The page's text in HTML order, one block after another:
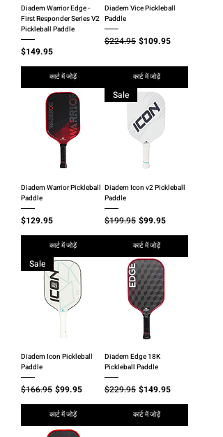
Diadem Warrior Edge -
First Responder Series V2
Pickleball Paddle
मूल्य
$149.95
कार्ट में जोड़ें
Diadem Vice Pickleball
Paddle
नियमित मूल्य
$224.95 बिक्री मूल्य
$109.95
कार्ट में जोड़ें
Diadem Warrior Pickleball
Paddle
मूल्य
$129.95
कार्ट में जोड़ें
Sale
Diadem Icon v2 Pickleball
Paddle
नियमित मूल्य
$199.95 बिक्री मूल्य
$99.95
कार्ट में जोड़ें
Sale
Diadem Icon Pickleball
Paddle
नियमित मूल्य
$166.95 बिक्री मूल्य
$99.95
कार्ट में जोड़ें
Diadem Edge 18K
Pickleball Paddle
नियमित मूल्य
$229.95 बिक्री मूल्य
$149.95
कार्ट में जोड़ें